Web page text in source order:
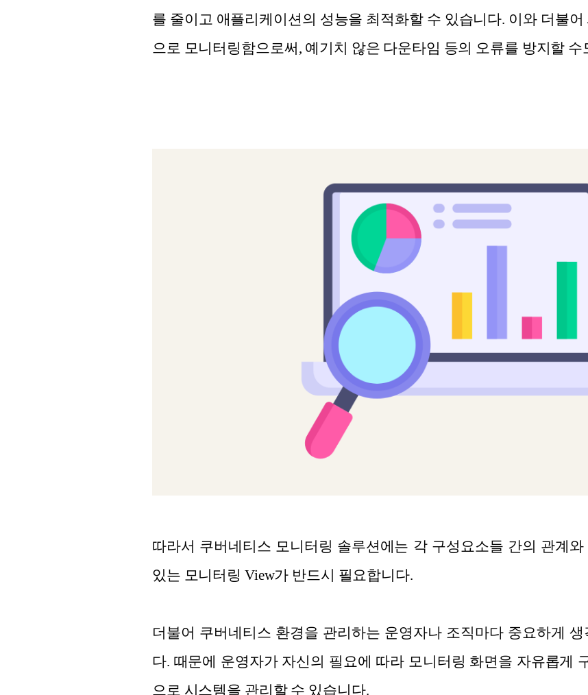
를 줄이고 애플리케이션의 성능을 최적화할 수 있습니다. 이와 더불
으로 모니터링함으로써, 예기치 않은 다운타임 등의 오류를 방지할 수
따라서 쿠버네티스 모니터링 솔루션에는 각 구성요소들 간의 관계
있는 모니터링 View가 반드시 필요합니다.
더불어 쿠버네티스 환경을 관리하는 운영자나 조직마다 중요하게
다. 때문에 운영자가 자신의 필요에 따라 모니터링 화면을 자유롭게
으로 시스템을 관리할 수 있습니다.